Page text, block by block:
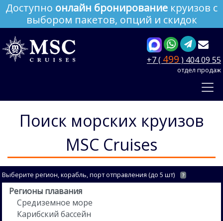
Доступно онлайн бронирование круизов с
выбором пакетов, опций и скидок
+7 ( 499 ) 404 09 55
отдел продаж
Поиск морских круизов
MSC Cruises
Выберите регион, корабль, порт отправления (до 5 шт) ?